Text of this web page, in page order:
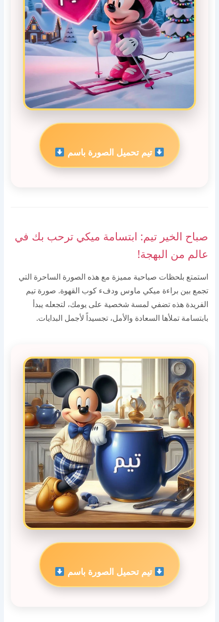
تيم تحميل الصورة باسم
صباح الخير تيم: ابتسامة ميكي ترحب بك في
عالم من البهجة!
استمتع بلحظات صباحية مميزة مع هذه الصورة الساحرة التي
تجمع بين براءة ميكي ماوس ودفء كوب القهوة. صورة تيم
الفريدة هذه تضفي لمسة شخصية على يومك، لتجعله يبدأ
بابتسامة تملأها السعادة والأمل، تجسيداً لأجمل البدايات.
تيم تحميل الصورة باسم